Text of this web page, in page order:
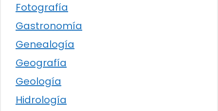
Fotografía
Gastronomía
Genealogía
Geografía
Geología
Hidrología